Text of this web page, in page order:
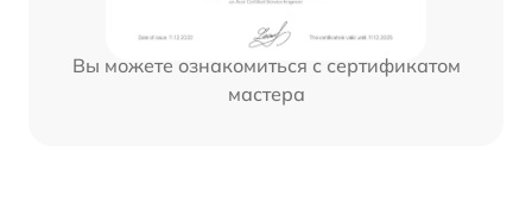
Вы можете ознакомиться с сертификатом
мастера